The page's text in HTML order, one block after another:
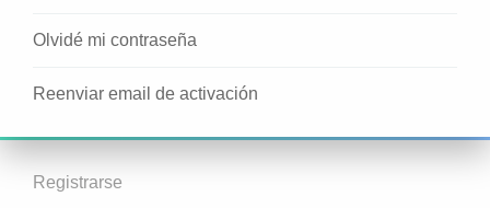
Olvidé mi contraseña
Reenviar email de activación
Registrarse